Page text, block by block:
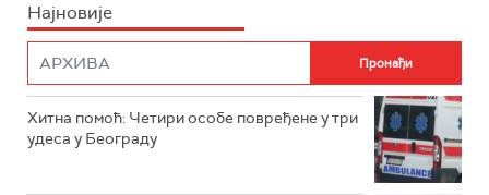
Најновије
Хитна помоћ: Четири особе повређене у три
удеса у Београду